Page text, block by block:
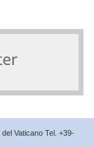
Vaticano Tel. +39-